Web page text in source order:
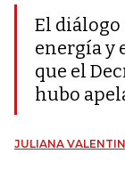
El diálogo
energía y
que el
hubo
JULIANA